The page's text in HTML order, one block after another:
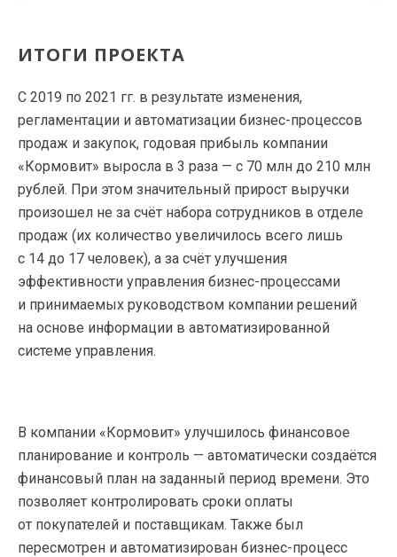
ИТОГИ ПРОЕКТА
С 2019 по 2021 гг. в результате изменения,
регламентации и автоматизации бизнес-процессов
продаж и закупок, годовая прибыль компании
«Кормовит» выросла в 3 раза — с 70 млн до 210 млн
рублей. При этом значительный прирост выручки
произошел не за счёт набора сотрудников в отделе
продаж (их количество увеличилось всего лишь
с 14 до 17 человек), а за счёт улучшения
эффективности управления бизнес-процессами
и принимаемых руководством компании решений
на основе информации в автоматизированной
системе управления.
В компании «Кормовит» улучшилось финансовое
планирование и контроль — автоматически создаётся
финансовый план на заданный период времени. Это
позволяет контролировать сроки оплаты
от покупателей и поставщикам. Также был
пересмотрен и автоматизирован бизнес-процесс